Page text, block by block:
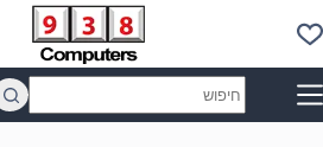
to
content
results